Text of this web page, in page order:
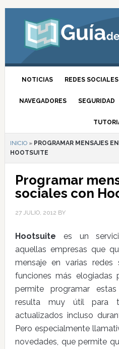
NOTICIAS REDES SOCIALES
NAVEGADORES SEGURIDAD
INICIO» PROGRAMAR MENSAJES
HOOTSUITE
Programar
sociales con
27 JULIO, 2012 BY
Hootsuite es un
aquellas empresas que
mensaje en varias
funciones más elogiadas
permite programar
resulta muy útil para
actualizados incluso
Pero especialmente
novedades, que permite